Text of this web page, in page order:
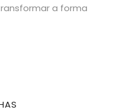
a forma